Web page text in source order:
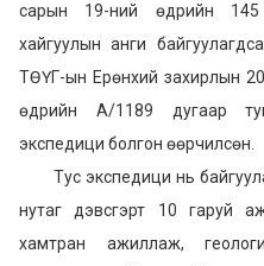
сарын 19-ний өдрийн 145
хайгуулын анги
ТӨҮГ-ын Ерөнхий захирлын
өдрийн А/1189 дугаар
экспедици болгон өөрчилсөн.
Тус экспедици нь
нутаг дэвсгэрт 10 гаруй
хамтран ажиллаж,